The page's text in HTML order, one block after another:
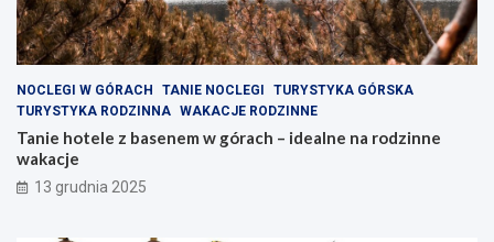
i
w
e
z
a
k
ą
t
k
d
z
i
n
n
e
w
a
k
NOCLEGI W GÓRACH TANIE NOCLEGI
TURYSTYKA GÓRSKA
TURYSTYKA RODZINNA WAKACJE RODZINNE
Tanie hotele z basenem w górach – idealne na rodzinne
wakacje
13 grudnia 2025